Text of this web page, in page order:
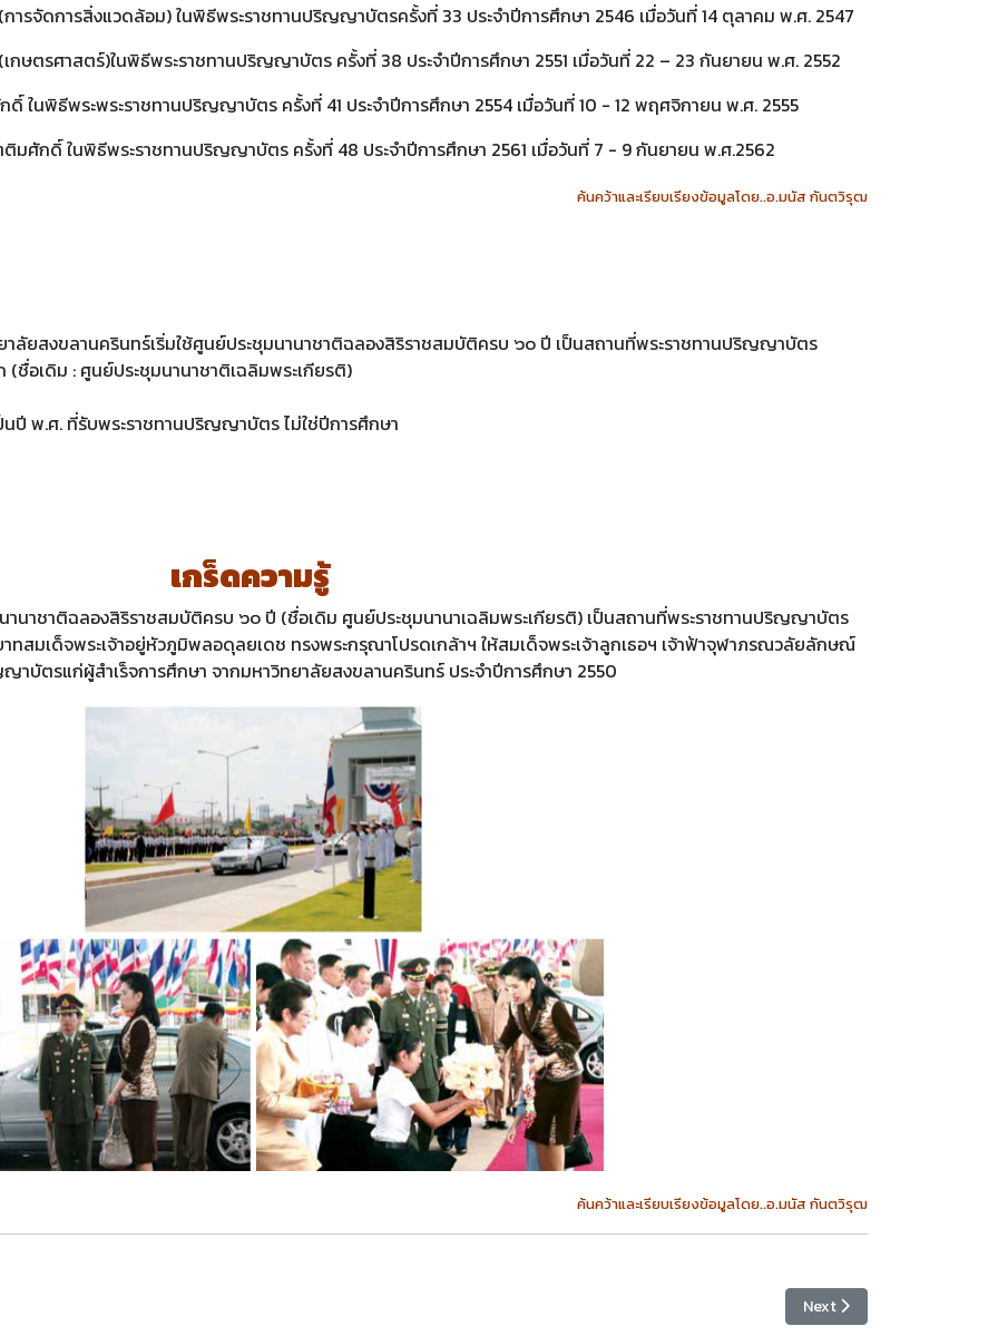
การสิ่งแวดล้อม) ในพิธีพระราชทานปริญญาบัตรครั้งที่ 33 ประจำปีการศึกษา 2546 เมื่อวันที่ 14 ตุลาคม พ.ศ. 2547
ศาสตร์)ในพิธีพระราชทานปริญญาบัตร ครั้งที่ 38 ประจำปีการศึกษา 2551 เมื่อวันที่ 22 – 23 กันยายน พ.ศ. 2552
พิธีพระพระราชทานปริญญาบัตร ครั้งที่ 41 ประจำปีการศึกษา 2554 เมื่อวันที่ 10 - 12 พฤศจิกายน พ.ศ. 2555
ดิ์ ในพิธีพระราชทานปริญญาบัตร ครั้งที่ 48 ประจำปีการศึกษา 2561 เมื่อวันที่ 7 - 9 กันยายน พ.ศ.2562
ค้นคว้าและเรียบเรียงข้อมูลโดย..อ.มนัส กันตวิรุฒ
าลัยสงขลานครินทร์เริ่มใช้ศูนย์ประชุมนานาชาติฉลองสิริราชสมบัติครบ ๖๐ ปี เป็นสถานที่พระราชทานปริญญาบัตร
(ชื่อเดิม : ศูนย์ประชุมนานาชาติเฉลิมพระเกียรติ)
นปี พ.ศ. ที่รับพระราชทานปริญญาบัตร ไม่ใช่ปีการศึกษา
เกร็ดความรู้
าชาติฉลองสิริราชสมบัติครบ ๖๐ ปี (ชื่อเดิม ศูนย์ประชุมนานาเฉลิมพระเกียรติ) เป็นสถานที่พระราชทานปริญญาบัตร
ทสมเด็จพระเจ้าอยู่หัวภูมิพลอดุลยเดช ทรงพระกรุณาโปรดเกล้าฯ ให้สมเด็จพระเจ้าลูกเธอฯ เจ้าฟ้าจุฬาภรณวลัยลักษณ์
าบัตรแก่ผู้สำเร็จการศึกษา จากมหาวิทยาลัยสงขลานครินทร์ ประจำปีการศึกษา 2550
ค้นคว้าและเรียบเรียงข้อมูลโดย..อ.มนัส กันตวิรุฒ
Next article: k0666
Next